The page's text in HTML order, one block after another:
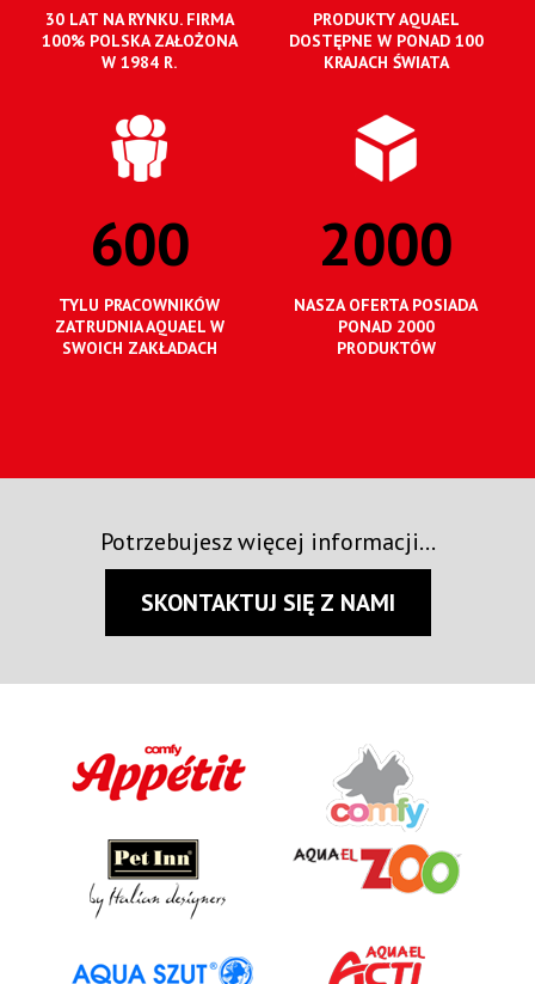
30 LAT NA RYNKU. FIRMA
100% POLSKA ZAŁOŻONA
W 1984 R.
PRODUKTY AQUAEL
DOSTĘPNE W PONAD 100
KRAJACH ŚWIATA
600
TYLU PRACOWNIKÓW
ZATRUDNIA AQUAEL W
SWOICH ZAKŁADACH
2000
NASZA OFERTA POSIADA
PONAD 2000
PRODUKTÓW
Potrzebujesz więcej informacji...
SKONTAKTUJ SIĘ Z NAMI